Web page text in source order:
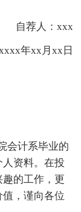
自荐人：xxx
年xx月xx日
会计系毕业的
资料。在投
的工作，更
，谨向各位